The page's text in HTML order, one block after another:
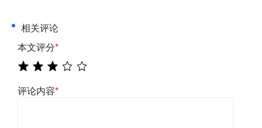
相关评论
本文评分*
评论内容*